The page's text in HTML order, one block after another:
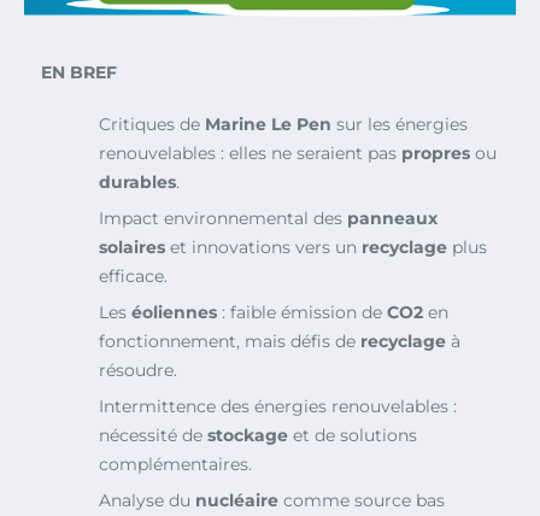
EN BREF
Critiques de Marine Le Pen sur les énergies
renouvelables : elles ne seraient pas propres ou
durables.
Impact environnemental des panneaux
solaires et innovations vers un recyclage plus
efficace.
Les éoliennes : faible émission de CO2 en
fonctionnement, mais défis de recyclage à
résoudre.
Intermittence des énergies renouvelables :
nécessité de stockage et de solutions
complémentaires.
Analyse du nucléaire comme source bas